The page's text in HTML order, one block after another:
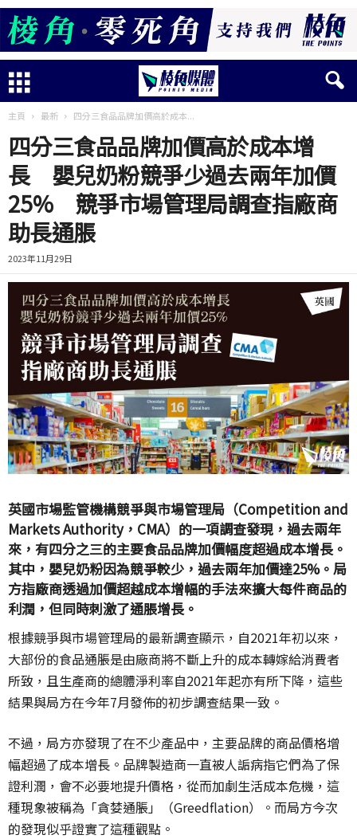
主頁 最新 四分三食品品牌加價高於成本...
四分三食品品牌加價高於成本增
長 嬰兒奶粉競爭少過去兩年加價
25% 競爭市場管理局調查指廠商
助長通脹
2023年11月29日
英國市場監管機構競爭與市場管理局（Competition and
Markets Authority，CMA）的一項調查發現，過去兩年
來，有四分之三的主要食品品牌加價幅度超過成本增長。
其中，嬰兒奶粉因為競爭較少，過去兩年加價達25%。局
方指廠商透過加價超越成本增幅的手法來擴大每件商品的
利潤，但同時刺激了通脹增長。
根據競爭與市場管理局的最新調查顯示，自2021年初以來，
大部份的食品通脹是由廠商將不斷上升的成本轉嫁給消費者
所致，且生產商的總體淨利率自2021年起亦有所下降，這些
結果與局方在今年7月發佈的初步調查結果一致。
不過，局方亦發現了在不少產品中，主要品牌的商品價格增
幅超過了成本增長。品牌製造商一直被人詬病指它們為了保
證利潤，會不必要地提升價格，從而加劇生活成本危機，這
種現象被稱為「貪婪通脹」（Greedflation）。而局方今次
的發現似乎證實了這種觀點。